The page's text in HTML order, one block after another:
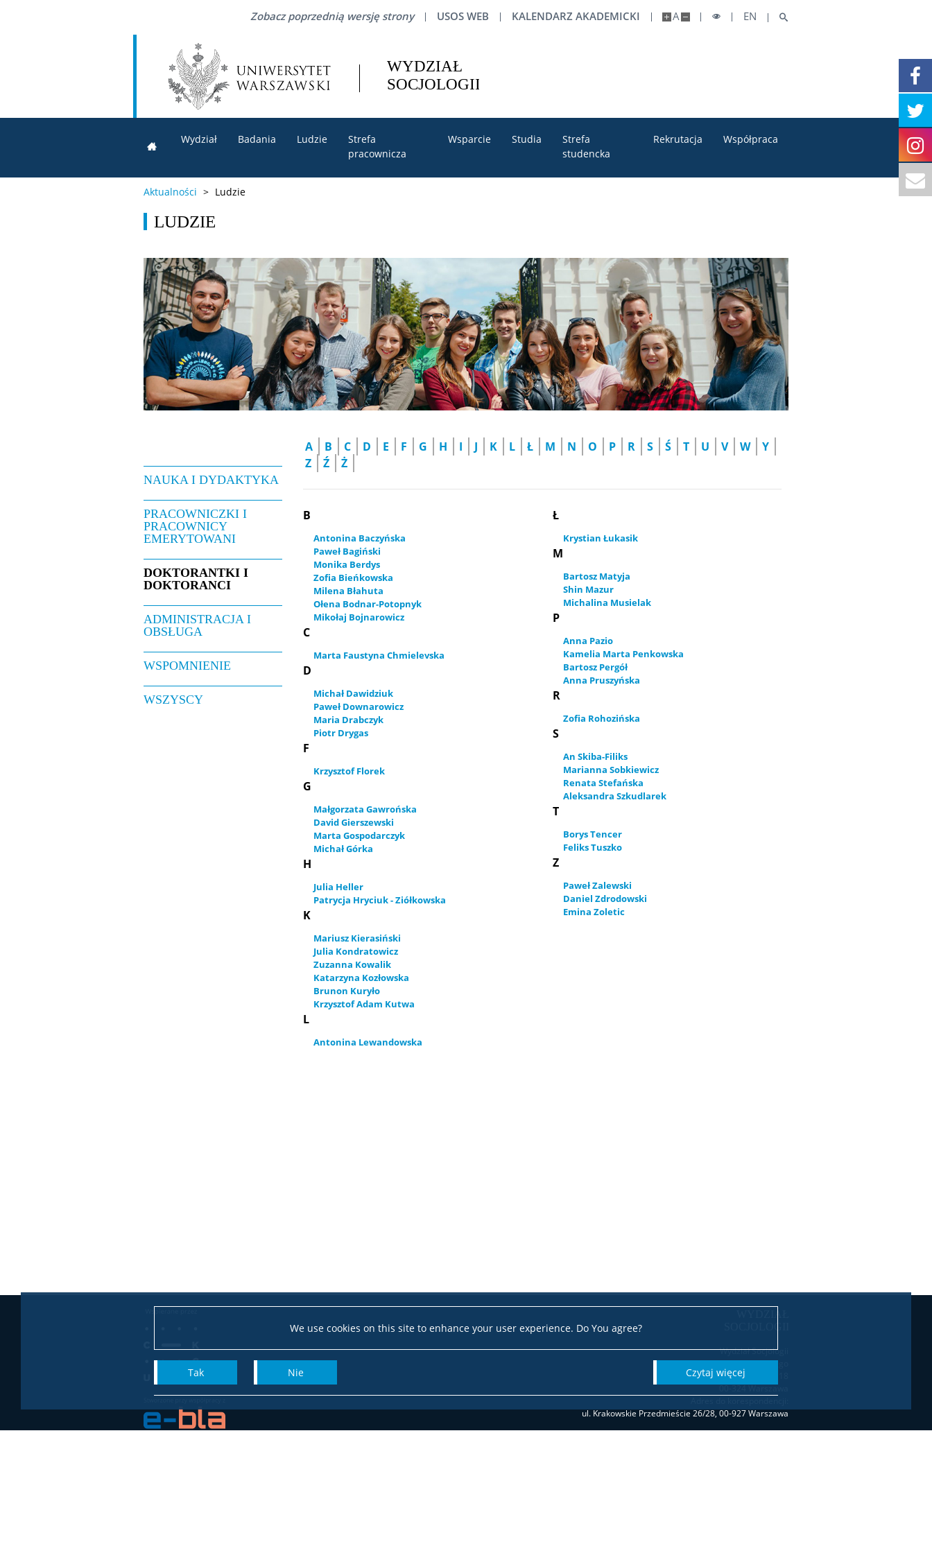
Zobacz poprzednią wersję strony USOS WEB KALENDARZ AKADEMICKI A EN
Wydział Badania Ludzie
Strefa
pracownicza
Wsparcie Studia
Strefa
studencka
Rekrutacja Współpraca
We use cookies on this site to enhance your user experience. Do You agree?
Tak Nie czytaj więcej
Aktualności > Ludzie
LUDZIE
NAUKA I DYDAKTYKA
PRACOWNICZKI I
PRACOWNICY
EMERYTOWANI
DOKTORANTKI I
DOKTORANCI
ADMINISTRACJA I
OBSŁUGA
WSPOMNIENIE
WSZYSCY
A B C D E F G H I J K L Ł M N O P R S Ś T U V W
Y
Z
Ź Ż
B
Antonina Baczyńska
Paweł Bagiński
Monika Berdys
Zofia Bieńkowska
Milena Błahuta
Ołena Bodnar-Potopnyk
Mikołaj Bojnarowicz
C
Marta Faustyna Chmielevska
D
Michał Dawidziuk
Paweł Downarowicz
Maria Drabczyk
Piotr Drygas
F
Krzysztof Florek
G
Małgorzata Gawrońska
David Gierszewski
Marta Gospodarczyk
Michał Górka
H
Julia Heller
Patrycja Hryciuk - Ziółkowska
K
Mariusz Kierasiński
Julia Kondratowicz
Zuzanna Kowalik
Katarzyna Kozłowska
Brunon Kuryło
Krzysztof Adam Kutwa
L
Antonina Lewandowska
Ł
Krystian Łukasik
M
Bartosz Matyja
Shin Mazur
Michalina Musielak
P
Anna Pazio
Kamelia Marta Penkowska
Bartosz Pergół
Anna Pruszyńska
R
Zofia Rohozińska
S
An Skiba-Filiks
Marianna Sobkiewicz
Renata Stefańska
Aleksandra Szkudlarek
T
Borys Tencer
Feliks Tuszko
Z
Paweł Zalewski
Daniel Zdrodowski
Emina Zoletic
Wydział Socjologii
Uniwersytetu Warszawskiego
ul. Karowa 18
00-324 Warszawa
ul. Krakowskie Przedmieście 26/28, 00-927 Warszawa